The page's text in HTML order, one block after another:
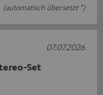
(automatisch übersetzt *)
Set
07.07.2026